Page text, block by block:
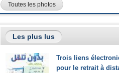
Toutes les photos
Les plus lus
Trois liens
pour le retrait à